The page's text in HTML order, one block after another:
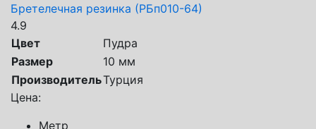
Бретелечная резинка (РБп010-64)
4.9
Цвет
Пудра
Размер
10 мм
ПроизводительТурция
Цена:
Метр